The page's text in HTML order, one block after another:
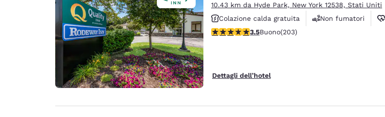
10.43 km da Hyde Park, New York 12538, Stati Uniti
Colazione calda gratuita
Non fumatori
Valutazione di 3.45 stelle. Buono. 203 recensioni
3.5Buono(203)
Dettagli dell’hotel